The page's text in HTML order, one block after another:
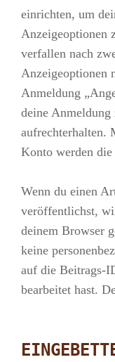
einrichten, um
Anzeigeoptionen
verfallen nach
Anzeigeoptionen
Anmeldung
deine
aufrechterhalten.
Konto werden
Wenn du einen
veröffentlichst,
deinem Browser
keine
auf die Beitrags-
bearbeitet hast.